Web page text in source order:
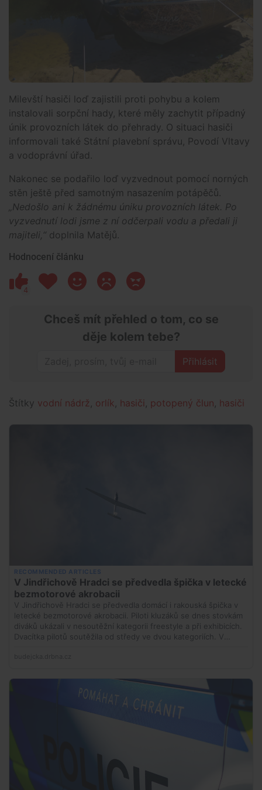
Milevští hasiči loď zajistili proti pohybu a kolem
instalovali sorpční hady, které měly zachytit případný
únik provozních látek do přehrady. O situaci hasiči
informovali také Státní plavební správu, Povodí Vltavy
a vodoprávní úřad.
Nakonec se podařilo loď vyzvednout pomocí norných
stěn ještě před samotným nasazením potápěčů.
„Nedošlo ani k žádnému úniku provozních látek. Po
vyzvednutí lodi jsme z ní odčerpali vodu a předali ji
majiteli,“ doplnila Matějů.
Hodnocení článku
4
Chceš mít přehled o tom, co se
děje kolem tebe?
Přihlásit
Štítky vodní nádrž, orlík, hasiči , potopený člun, hasiči